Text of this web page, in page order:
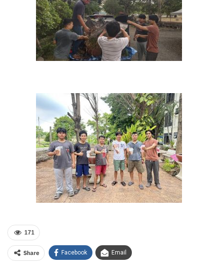
171
Share Facebook Email